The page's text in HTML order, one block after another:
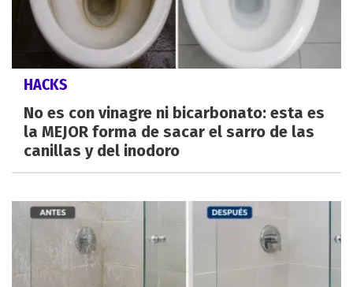
HACKS
No es con vinagre ni bicarbonato: esta es
la MEJOR forma de sacar el sarro de las
canillas y del inodoro